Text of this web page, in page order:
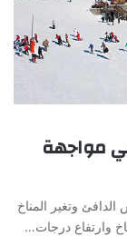
مواجهة
وتغير المناخ
وارتفاع درجات…